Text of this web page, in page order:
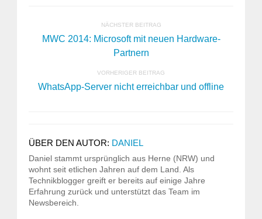
NÄCHSTER BEITRAG
MWC 2014: Microsoft mit neuen Hardware-
Partnern
VORHERIGER BEITRAG
WhatsApp-Server nicht erreichbar und offline
ÜBER DEN AUTOR: DANIEL
Daniel stammt ursprünglich aus Herne (NRW) und
wohnt seit etlichen Jahren auf dem Land. Als
Technikblogger greift er bereits auf einige Jahre
Erfahrung zurück und unterstützt das Team im
Newsbereich.